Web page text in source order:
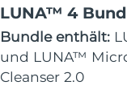
LUNA™ 4
Bundle enthält:
und LUNA™
Cleanser 2.0